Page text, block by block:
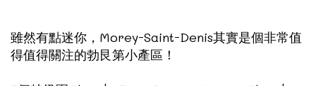
雖然有點迷你，Morey-Saint-Denis其實是個非常值
得值得關注的勃艮第小產區！